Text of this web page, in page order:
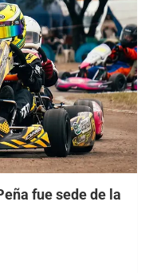
fue sede de la